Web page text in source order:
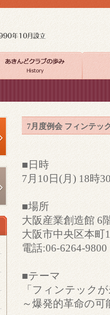
7月度例会 フィンテッ
■日時
7月10日(月) 18時
■場所
大阪産業創造館 6
大阪市中央区本町
電話:06-6264-9800
■テーマ
「フィンテック
～爆発的革命の